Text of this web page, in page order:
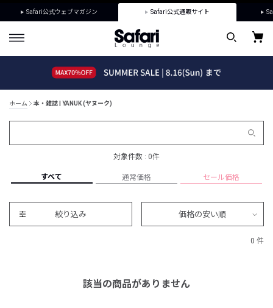
Safari公式ウェブマガジン Safari公式通販サイト
ホーム 本・雑誌 | YANUK (ヤヌーク)
対象件数 : 0件
すべて 通常価格 セール価格
絞り込み 価格の安い順
0 件
該当の商品がありません